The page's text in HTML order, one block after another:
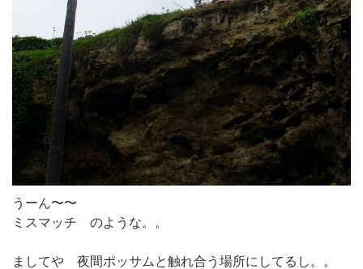
うーん〜〜
ミスマッチ のような。。
ましてや 夜間ポッサムと触れ合う場所にしてるし。。